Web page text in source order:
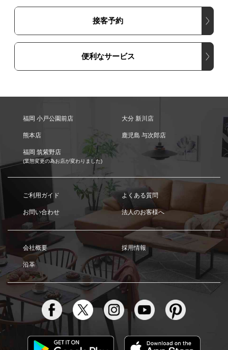
接客予約
便利なサービス
福岡 小戸公園前店 大分 新川店
熊本店 鹿児島 与次郎店
福岡 筑紫野店
(業態変更の為お店が変わりました)
ご利用ガイド よくある質問
お問い合わせ 法人のお客様へ
会社概要 採用情報
沿革